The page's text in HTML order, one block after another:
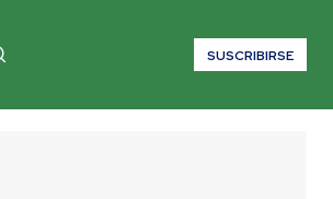
SUSCRIBIRSE